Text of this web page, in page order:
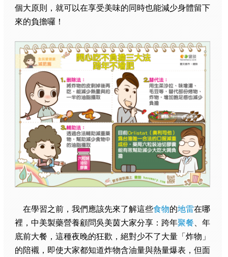
個大原則，就可以在享受美味的同時也能減少身體留下
來的負擔囉！
在學習之前，我們應該先來了解這些食物的地雷在哪
裡，中美製藥營養顧問吳美茵大家分享：跨年聚餐、年
底前大餐，這種夜晚的狂歡，絕對少不了大量「炸物」
的陪襯，即使大家都知道炸物含油量與熱量爆表，但面